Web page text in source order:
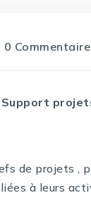
0 Commentaire
de projets ,
à leurs